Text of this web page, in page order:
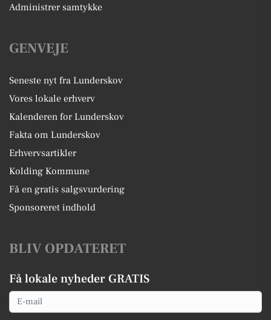
Administrer samtykke
GENVEJE
Seneste nyt fra Lunderskov
Vores lokale erhverv
Kalenderen for Lunderskov
Fakta om Lunderskov
Erhvervsartikler
Kolding Kommune
Få en gratis salgsvurdering
Sponsoreret indhold
BLIV OPDATERET
Få lokale nyheder GRATIS
Email